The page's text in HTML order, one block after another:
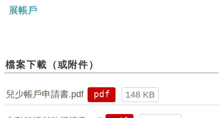
展帳戶
檔案下載（或附件）
兒少帳戶申請書.pdf pdf 148 KB